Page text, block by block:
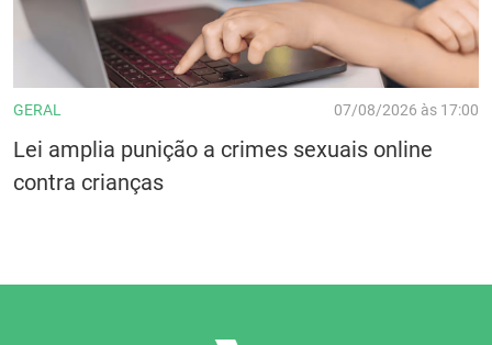
GERAL 07/08/2026 às 17:00
Lei amplia punição a crimes sexuais online
contra crianças